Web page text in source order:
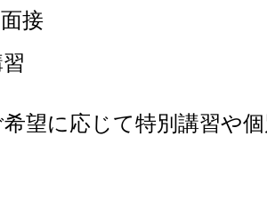
接
望に応じて特別講習や